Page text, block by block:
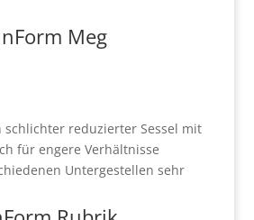
Meg
schlichter reduzierter Sessel mit
für engere Verhältnisse
Untergestellen sehr